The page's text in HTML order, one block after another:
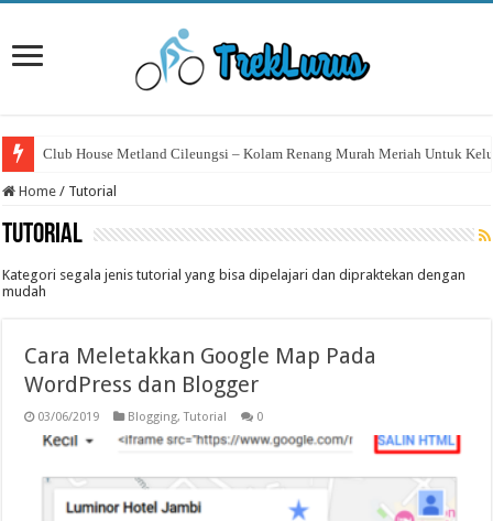
Club House Metland Cileungsi – Kolam Renang Murah Meriah Untuk
Home / Tutorial
Tutorial
Kategori segala jenis tutorial yang bisa dipelajari dan dipraktekan dengan
mudah
Cara Meletakkan Google Map Pada
WordPress dan Blogger
03/06/2019 Blogging,Tutorial 0